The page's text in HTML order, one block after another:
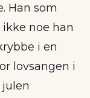
Han som
noe han
i en
lovsangen i